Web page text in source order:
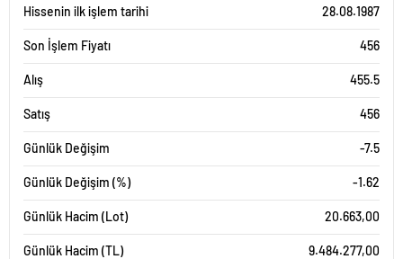
Hissenin ilk işlem tarihi 28.08.1987
Son İşlem Fiyatı 456
Alış 455.5
Satış 456
Günlük Değişim -7.5
Günlük Değişim (%) -1.62
Günlük Hacim (Lot) 20.663,00
Günlük Hacim (TL) 9.484.277,00